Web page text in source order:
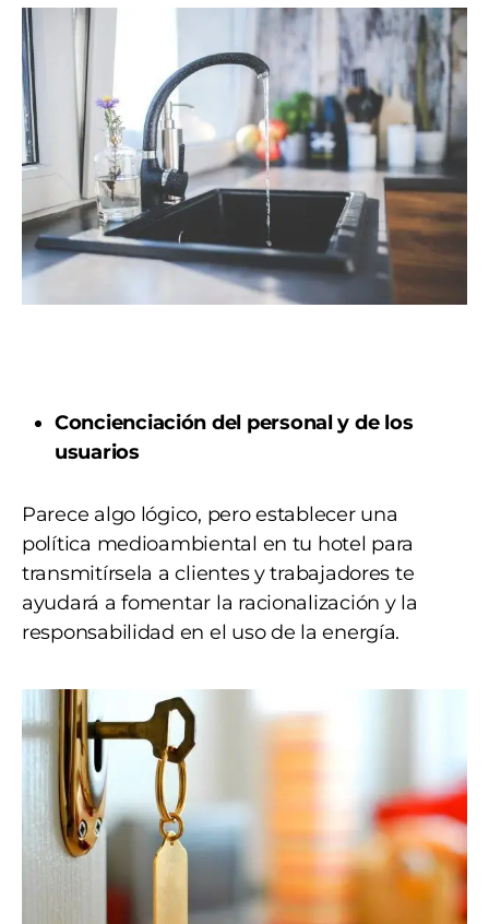
Concienciación del personal y de los
usuarios
Parece algo lógico, pero establecer una
política medioambiental en tu hotel para
transmitírsela a clientes y trabajadores te
ayudará a fomentar la racionalización y la
responsabilidad en el uso de la energía.